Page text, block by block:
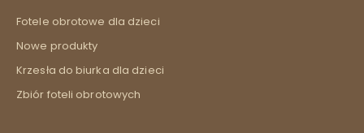
Fotele obrotowe dla dzieci
Nowe produkty
Krzesła do biurka dla dzieci
Zbiór foteli obrotowych